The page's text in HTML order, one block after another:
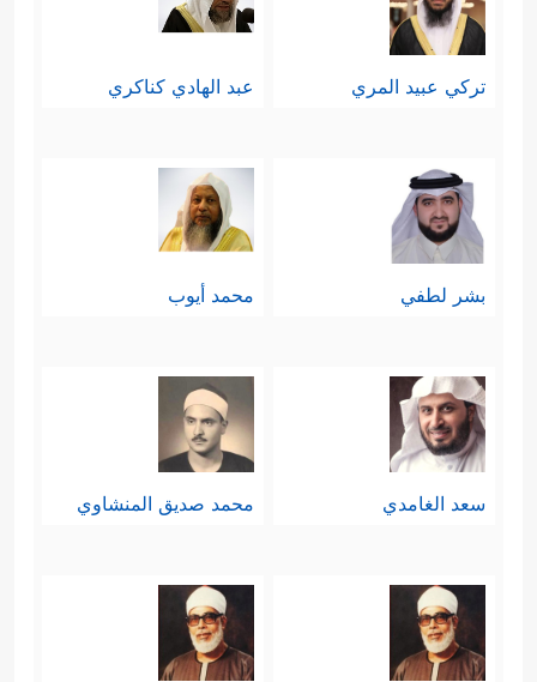
تركي عبيد المري عبد الهادي كناكري
بشر لطفي محمد أيوب
سعد الغامدي محمد صديق المنشاوي